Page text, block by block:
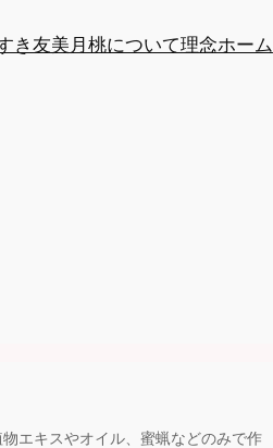
き友美 月桃について理念ホーム
エキスやオイル、蜜蝋などのみで作